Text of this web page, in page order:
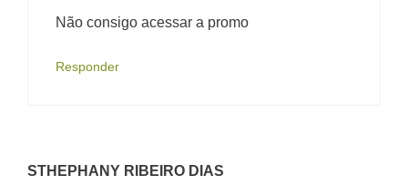
Não consigo acessar a promo
Responder
STHEPHANY RIBEIRO DIAS